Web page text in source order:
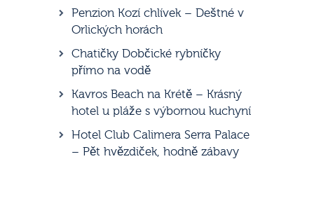
Penzion Kozí chlívek – Deštné v
Orlických horách
Chatičky Dobčické rybníčky
přímo na vodě
Kavros Beach na Krétě – Krásný
hotel u pláže s výbornou kuchyní
Hotel Club Calimera Serra Palace
– Pět hvězdiček, hodně zábavy